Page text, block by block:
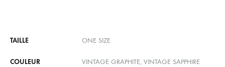
TAILLE ONE SIZE
COULEUR VINTAGE GRAPHITE, VINTAGE SAPPHIRE